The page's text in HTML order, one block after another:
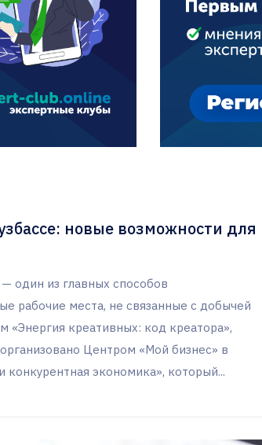
новые возможности для
один из главных способов
рабочие места, не связанные с добычей
«Энергия креативных: код креатора»,
Центром «Мой бизнес» в
экономика», который...